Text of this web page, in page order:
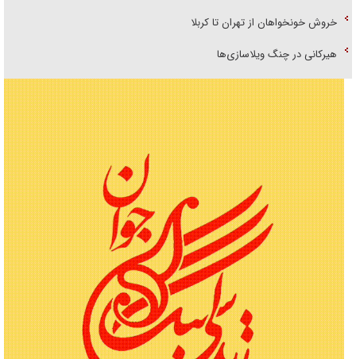
خروش خونخواهان از تهران تا کربلا
هیرکانی در چنگ ویلاسازی‌ها